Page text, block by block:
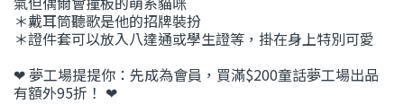
＊戴耳筒聽歌是他的招牌裝扮
＊證件套可以放入八達通或學生證等，掛在身上特別可愛
❤ 夢工場提提你：先成為會員，買滿$200童話夢工場出品
有額外95折！ ❤